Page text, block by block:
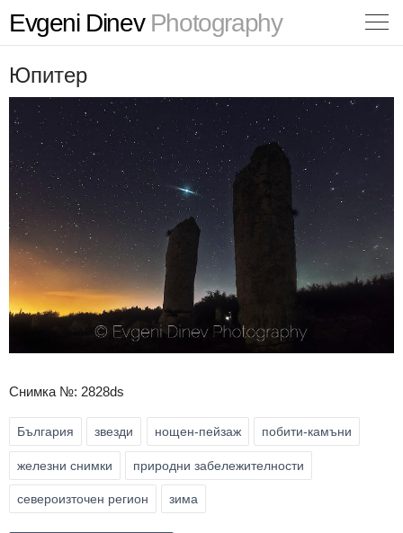
Evgeni DinevPhotography
Юпитер
Снимка №: 2828ds
България звезди нощен-пейзаж побити-камъни
железни снимки природни забележителности
североизточен регион зима